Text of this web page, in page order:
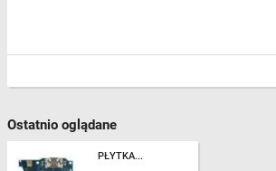
Ostatnio oglądane
PŁYTKA...